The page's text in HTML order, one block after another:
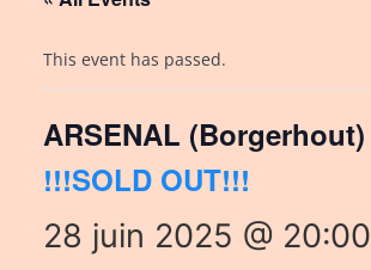
This event has passed.
ARSENAL (Borgerhout)
!!!SOLD OUT!!!
28 juin 2025 @ 20:00